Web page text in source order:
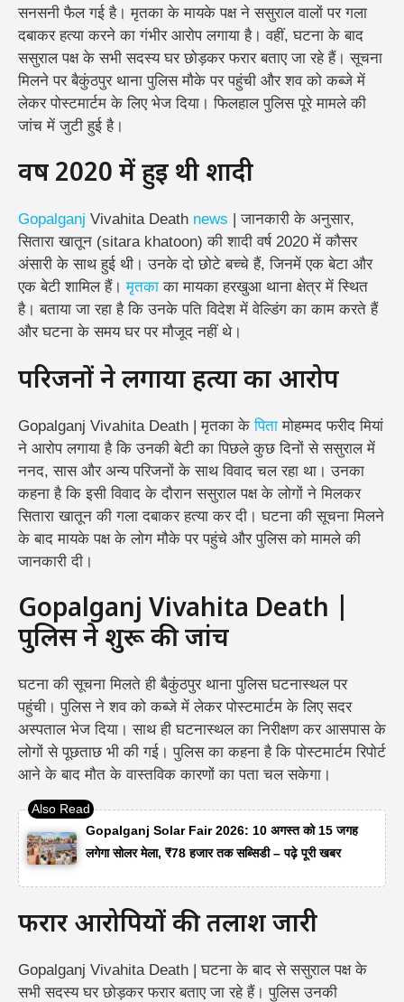
सनसनी फैल गई है। मृतका के मायके पक्ष ने ससुराल वालों पर गला
दबाकर हत्या करने का गंभीर आरोप लगाया है। वहीं, घटना के बाद
ससुराल पक्ष के सभी सदस्य घर छोड़कर फरार बताए जा रहे हैं। सूचना
मिलने पर बैकुंठपुर थाना पुलिस मौके पर पहुंची और शव को कब्जे में
लेकर पोस्टमार्टम के लिए भेज दिया। फिलहाल पुलिस पूरे मामले की
जांच में जुटी हुई है।
वर्ष 2020 में हुई थी शादी
Gopalganj Vivahita Death news | जानकारी के अनुसार,
सितारा खातून (sitara khatoon) की शादी वर्ष 2020 में कौसर
अंसारी के साथ हुई थी। उनके दो छोटे बच्चे हैं, जिनमें एक बेटा और
एक बेटी शामिल हैं।मृतका का मायका हरखुआ थाना क्षेत्र में स्थित
है। बताया जा रहा है कि उनके पति विदेश में वेल्डिंग का काम करते हैं
और घटना के समय घर पर मौजूद नहीं थे।
परिजनों ने लगाया हत्या का आरोप
Gopalganj Vivahita Death | मृतका केपिता मोहम्मद फरीद मियां
ने आरोप लगाया है कि उनकी बेटी का पिछले कुछ दिनों से ससुराल में
ननद, सास और अन्य परिजनों के साथ विवाद चल रहा था। उनका
कहना है कि इसी विवाद के दौरान ससुराल पक्ष के लोगों ने मिलकर
सितारा खातून की गला दबाकर हत्या कर दी। घटना की सूचना मिलने
के बाद मायके पक्ष के लोग मौके पर पहुंचे और पुलिस को मामले की
जानकारी दी।
Gopalganj Vivahita Death |
पुलिस ने शुरू की जांच
घटना की सूचना मिलते ही बैकुंठपुर थाना पुलिस घटनास्थल पर
पहुंची। पुलिस ने शव को कब्जे में लेकर पोस्टमार्टम के लिए सदर
अस्पताल भेज दिया। साथ ही घटनास्थल का निरीक्षण कर आसपास के
लोगों से पूछताछ भी की गई। पुलिस का कहना है कि पोस्टमार्टम रिपोर्ट
आने के बाद मौत के वास्तविक कारणों का पता चल सकेगा।
Gopalganj Solar Fair 2026: 10 अगस्त को 15 जगह
लगेगा सोलर मेला, ₹78 हजार तक सब्सिडी – पढ़े पूरी खबर
फरार आरोपियों की तलाश जारी
Gopalganj Vivahita Death | घटना के बाद से ससुराल पक्ष के
सभी सदस्य घर छोड़कर फरार बताए जा रहे हैं। पुलिस उनकी